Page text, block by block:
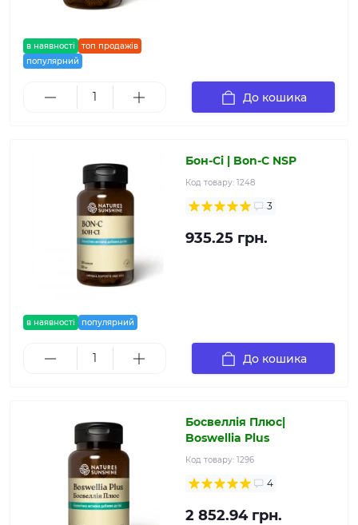
в наявності
топ продажів
популярний
До кошика
в наявності популярний
Бон-Сі | Bon-C NSP
Код товару: 1248
3
935.25 грн.
До кошика
Босвеллія Плюс|
Boswellia Plus
Код товару: 1296
4
2 852.94 грн.